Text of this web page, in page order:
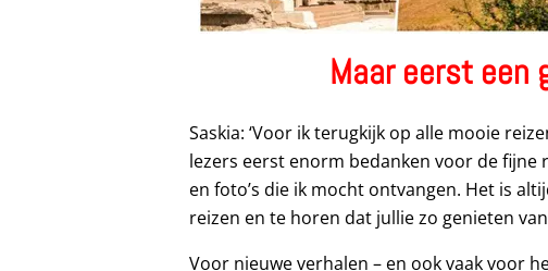
Maar eerst een
Saskia: ‘Voor ik terugkijk op alle mooie
lezers eerst enorm bedanken voor de
en foto’s die ik mocht ontvangen. Het is
reizen en te horen dat jullie zo genieten
Voor nieuwe verhalen – en ook vaak voor